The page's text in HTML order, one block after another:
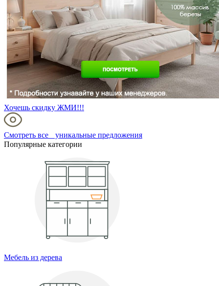
Хочешь скидку ЖМИ!!!
Смотреть все уникальные предложения
Популярные категории
Мебель из дерева